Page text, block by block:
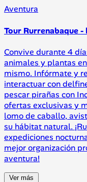
Aventura
Tour Rurrenabaque -
Convive durante 4
animales y plantas
mismo. Infórmate y
interactuar con
pescar pirañas con
ofertas exclusivas y
lomo de caballo,
su hábitat natural.
expediciones
mejor organización
aventura!
Ver más